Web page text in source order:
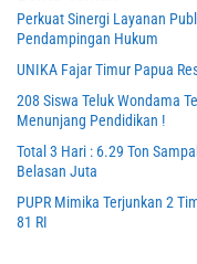
Perkuat Sinergi Layanan
Pendampingan Hukum
UNIKA Fajar Timur Papua
208 Siswa Teluk Wondama
Menunjang Pendidikan !
Total 3 Hari : 6.29 Ton
Belasan Juta
PUPR Mimika Terjunkan 2
81 RI